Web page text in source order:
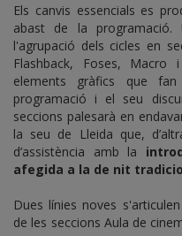
Els canvis essencials es
abast de la
l'agrupació dels cicles en
Flashback, Foses,
elements gràfics que
programació i el seu
seccions palesarà en
la seu de Lleida que,
d’assistència amb la
afegida a la de nit
Dues línies noves
de les seccions Aula de